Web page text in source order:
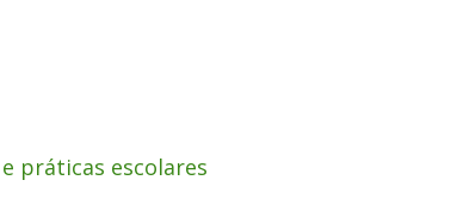
práticas escolares